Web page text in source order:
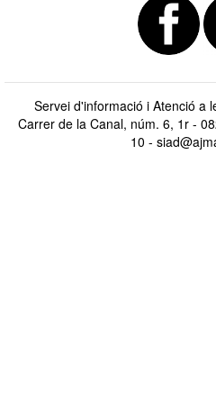
Servei d'informació i Atenció a
Carrer de la Canal, núm. 6, 1r -
10 -